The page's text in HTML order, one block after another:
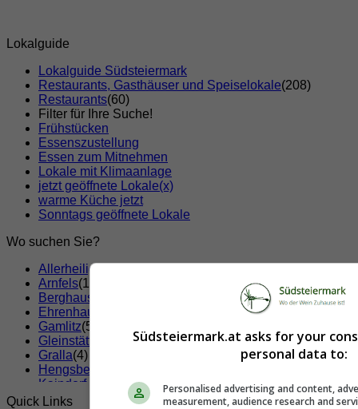
Lokalguide
Lokalguide Südsteiermark
Restaurants, Gasthäuser und Speiselokale(208)
Restaurants(60)
Filter für Ihre Suche!
Frühstücken
Essenszustellung
Essen zum Mitnehmen
Lokale mit Klimaanlage
jetzt geöffnete Lokale(x)
warme Küche jetzt
Sonntags geöffnete Lokale
Wo suchen Sie?
Allerheiligen bei Wildon
Arnfels(1)
Berghausen
Ehrenhausen
Gamlitz(5)
Gleinstätten
Gralla(4)
Hengsberg
Kaindorf an der Sulm
(1)
Kitzeck im Sausal(2)
Quick Links
Südsteiermark.at asks for your
personal data to:
Personalised advertising and content,
measurement, audience research and